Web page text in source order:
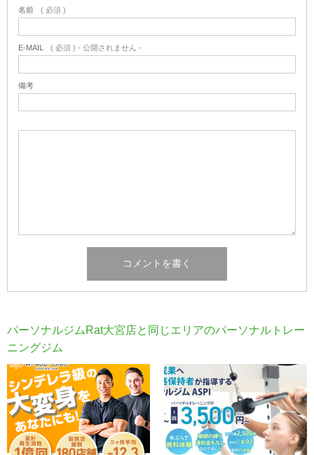
名前 ( 必須 )
E-MAIL ( 必須 ) - 公開されません -
備考
パーソナルジムRat大宮店と同じエリアのパーソナルトレー
ニングジム